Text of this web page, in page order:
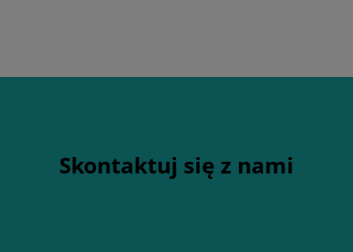
Skontaktuj się z nami